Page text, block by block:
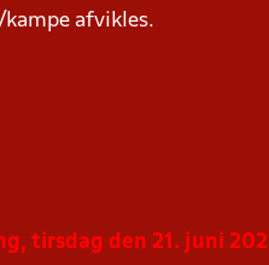
kampe afvikles.
tirsdag den 21. juni